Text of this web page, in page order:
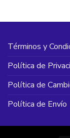
Términos y
Política de
Política de
Política de Envío